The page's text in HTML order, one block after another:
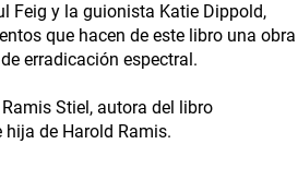
Feig y la guionista Katie Dippold,
que hacen de este libro una obra
erradicación espectral.
Stiel, autora del libro
hija de Harold Ramis.